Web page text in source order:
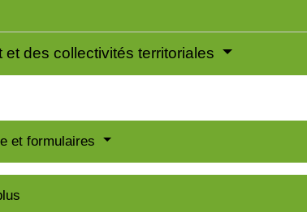
et des collectivités territoriales
et formulaires